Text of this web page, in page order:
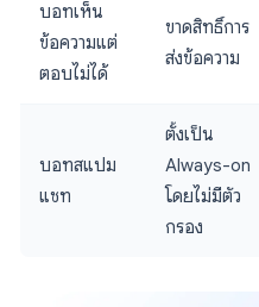
บอทเห็น
ข้อความแต่
ตอบไม่ได้
ขาดสิทธิ์การ
ส่งข้อความ
บอทสแปม
แชท
ตั้งเป็น
Always-on
โดยไม่มีตัว
กรอง